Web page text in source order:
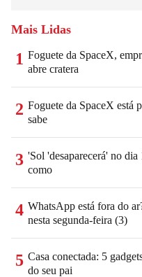
Mais Lidas
1 Foguete da SpaceX,
abre cratera
2 Foguete da SpaceX está
sabe
3 'Sol 'desaparecerá' no
como
4 WhatsApp está fora do
nesta segunda-feira (3)
5 Casa conectada: 5
do seu pai